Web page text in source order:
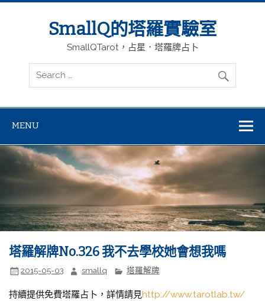
SmallQ的塔羅實驗室
SmallQTarot，占星．塔羅牌占卜
MENU
塔羅解牌No.326 我不去學校她會想我嗎
2015-05-03 smallq 塔羅解牌
持續提供免費塔羅占卜，詳情請見http://www.tarotlab.tw/